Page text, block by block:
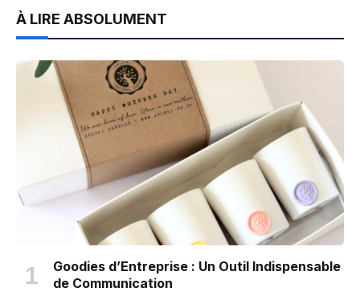
À LIRE ABSOLUMENT
Goodies d’Entreprise : Un Outil Indispensable
de Communication